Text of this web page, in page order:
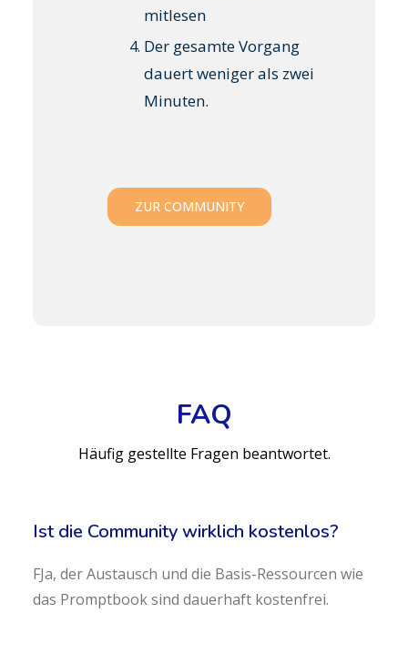
mitlesen
Der gesamte Vorgang
dauert weniger als zwei
Minuten.
ZUR COMMUNITY
FAQ
Häufig gestellte Fragen beantwortet.
Ist die Community wirklich kostenlos?
FJa, der Austausch und die Basis-Ressourcen wie
das Promptbook sind dauerhaft kostenfrei.